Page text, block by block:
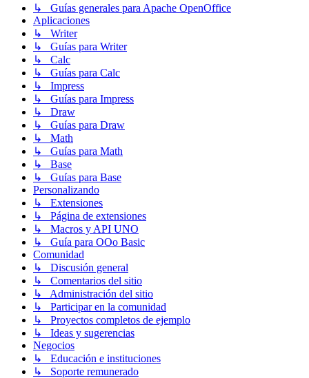
↳ Guías generales para Apache OpenOffice
Aplicaciones
↳ Writer
↳ Guías para Writer
↳ Calc
↳ Guías para Calc
↳ Impress
↳ Guías para Impress
↳ Draw
↳ Guías para Draw
↳ Math
↳ Guías para Math
↳ Base
↳ Guías para Base
Personalizando
↳ Extensiones
↳ Página de extensiones
↳ Macros y API UNO
↳ Guía para OOo Basic
Comunidad
↳ Discusión general
↳ Comentarios del sitio
↳ Administración del sitio
↳ Participar en la comunidad
↳ Proyectos completos de ejemplo
↳ Ideas y sugerencias
Negocios
↳ Educación e instituciones
↳ Soporte remunerado